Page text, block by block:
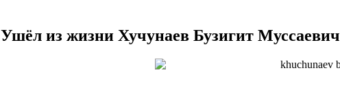
Ушёл из жизни Хучунаев Бузигит Муссаевич